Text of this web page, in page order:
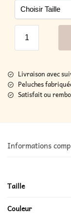
Livraison avec
Peluches
Satisfait ou
Informations
Taille
Couleur